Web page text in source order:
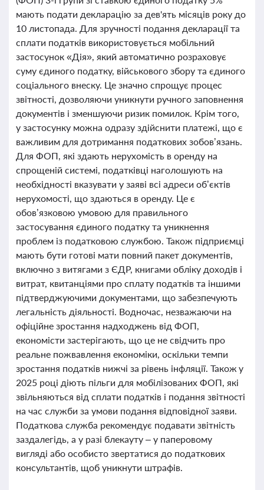
мають подати декларацію за дев'ять місяців року до
10 листопада. Для зручності подання декларації та
сплати податків використовується мобільний
застосунок «Дія», який автоматично розраховує
суму єдиного податку, військового збору та єдиного
соціального внеску. Це значно спрощує процес
звітності, дозволяючи уникнути ручного заповнення
документів і зменшуючи ризик помилок. Крім того,
у застосунку можна одразу здійснити платежі, що є
важливим для дотримання податкових зобов’язань.
Для ФОП, які здають нерухомість в оренду на
спрощеній системі, податківці наголошують на
необхідності вказувати у заяві всі адреси об’єктів
нерухомості, що здаються в оренду. Це є
обов’язковою умовою для правильного
застосування єдиного податку та уникнення
проблем із податковою службою. Також підприємці
мають бути готові мати повний пакет документів,
включно з витягами з ЄДР, книгами обліку доходів і
витрат, квитанціями про сплату податків та іншими
підтверджуючими документами, що забезпечують
легальність діяльності. Водночас, незважаючи на
офіційне зростання надходжень від ФОП,
економісти застерігають, що це не свідчить про
реальне пожвавлення економіки, оскільки темпи
зростання податків нижчі за рівень інфляції. Також у
2025 році діють пільги для мобілізованих ФОП, які
звільняються від сплати податків і подання звітності
на час служби за умови подання відповідної заяви.
Податкова служба рекомендує подавати звітність
заздалегідь, а у разі блекауту – у паперовому
вигляді або особисто звертатися до податкових
консультантів, щоб уникнути штрафів.